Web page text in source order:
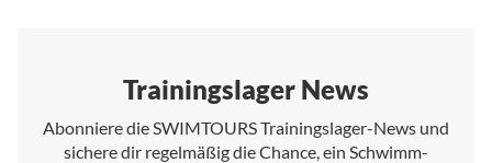
Trainingslager News
Abonniere die SWIMTOURS Trainingslager-News und
sichere dir regelmäßig die Chance, ein Schwimm-